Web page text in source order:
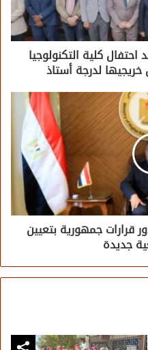
كلية التكنولوجيا
خريجيها لدرجة أستاذ
قرارات جمهورية بتعيين
جديدة